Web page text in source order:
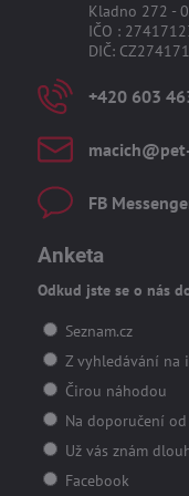
Kladno 272 -
IČO :
DIČ:
+420 603
FB
Anketa
Odkud jste se o nás
Seznam.cz
Z vyhledávání na
Čirou náhodou
Na doporučení
Už vás znám
Facebook